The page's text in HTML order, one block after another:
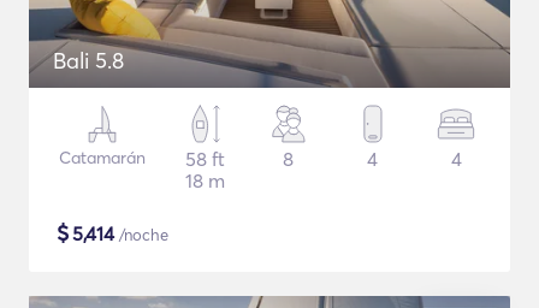
Bali 5.8
Catamarán
58 ft
18 m
8 4 4
$5,414/noche